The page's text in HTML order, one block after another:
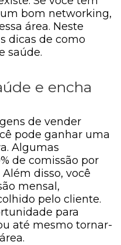
bom networking,
área. Neste
dicas de como
saúde.
e encha
de vender
pode ganhar uma
Algumas
de comissão por
disso, você
mensal,
pelo cliente.
para
até mesmo tornar-